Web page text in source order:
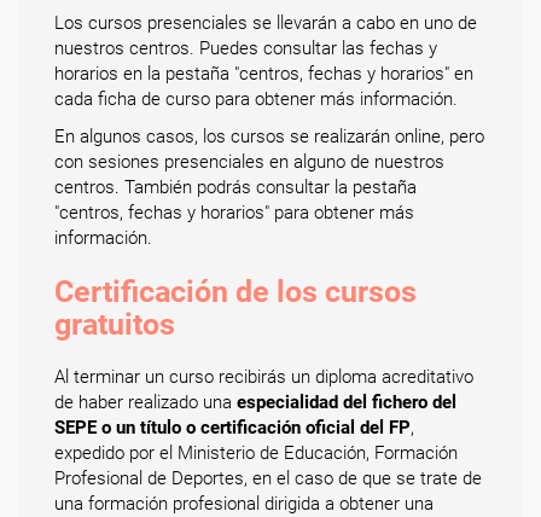
Los cursos presenciales se llevarán a cabo en uno de
nuestros centros. Puedes consultar las fechas y
horarios en la pestaña "centros, fechas y horarios" en
cada ficha de curso para obtener más información.
En algunos casos, los cursos se realizarán online, pero
con sesiones presenciales en alguno de nuestros
centros. También podrás consultar la pestaña
"centros, fechas y horarios" para obtener más
información.
Certificación de los cursos
gratuitos
Al terminar un curso recibirás un diploma acreditativo
de haber realizado una especialidad del fichero del
SEPE o un título o certificación oficial del FP,
expedido por el Ministerio de Educación, Formación
Profesional de Deportes, en el caso de que se trate de
una formación profesional dirigida a obtener una